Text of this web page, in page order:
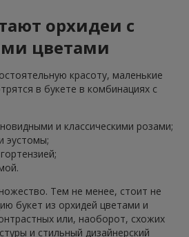
орхидеи с
цветами
красоту, маленькие
в букете в комбинациях с
и классическими розами;
эустомы;
Тем не менее, стоит не
букет из орхидей цветами и
или, наоборот, схожих
и стильный дизайнерский